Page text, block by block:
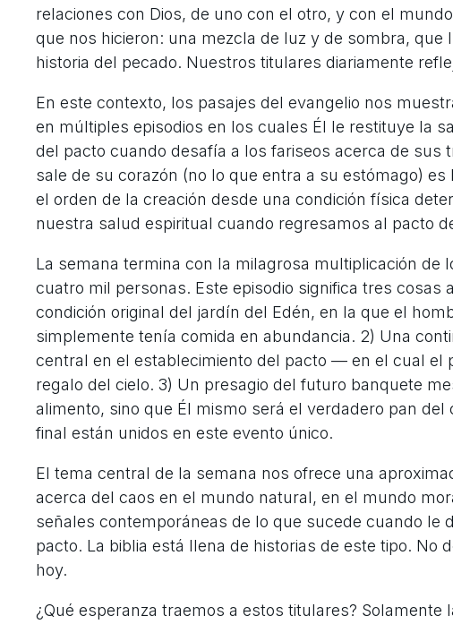
relaciones con Dios, de uno con el otro, y con el
que nos hicieron: una mezcla de luz y de sombra,
historia del pecado. Nuestros titulares diariamente
En este contexto, los pasajes del evangelio nos
en múltiples episodios en los cuales Él le restituye la
del pacto cuando desafía a los fariseos acerca de sus
sale de su corazón (no lo que entra a su estómago)
el orden de la creación desde una condición física
nuestra salud espiritual cuando regresamos al pacto
La semana termina con la milagrosa multiplicación de
cuatro mil personas. Este episodio significa tres cosas
condición original del jardín del Edén, en la que el
simplemente tenía comida en abundancia. 2) Una
central en el establecimiento del pacto — en el cual el
regalo del cielo. 3) Un presagio del futuro banquete
alimento, sino que Él mismo será el verdadero pan
final están unidos en este evento único.
El tema central de la semana nos ofrece una
acerca del caos en el mundo natural, en el mundo
señales contemporáneas de lo que sucede cuando le
pacto. La biblia está llena de historias de este tipo. No
hoy.
¿Qué esperanza traemos a estos titulares?